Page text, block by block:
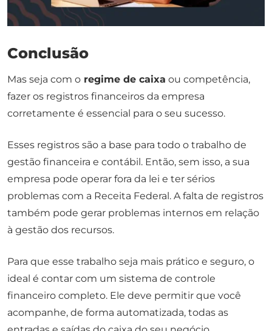
Conclusão
Mas seja com o regime de caixa ou competência,
fazer os registros financeiros da empresa
corretamente é essencial para o seu sucesso.
Esses registros são a base para todo o trabalho de
gestão financeira e contábil. Então, sem isso, a sua
empresa pode operar fora da lei e ter sérios
problemas com a Receita Federal. A falta de registros
também pode gerar problemas internos em relação
à gestão dos recursos.
Para que esse trabalho seja mais prático e seguro, o
ideal é contar com um sistema de controle
financeiro completo. Ele deve permitir que você
acompanhe, de forma automatizada, todas as